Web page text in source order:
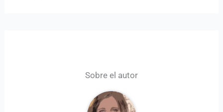
Sobre el autor